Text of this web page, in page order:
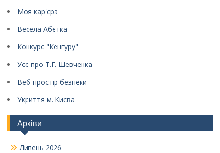
Моя кар'єра
Весела Абетка
Конкурс "Кенгуру"
Усе про Т.Г. Шевченка
Веб-простір безпеки
Укриття м. Києва
Архіви
Липень 2026